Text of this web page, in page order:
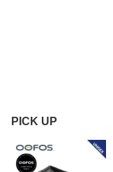
PICK UP